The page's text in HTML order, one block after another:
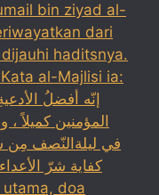
bin ziyad al-
dari
haditsnya.
al-Majlisi ia:
إنّه أفضلُ
المؤمنين
في ليلةالنّصف مِن
كفاية شرّ